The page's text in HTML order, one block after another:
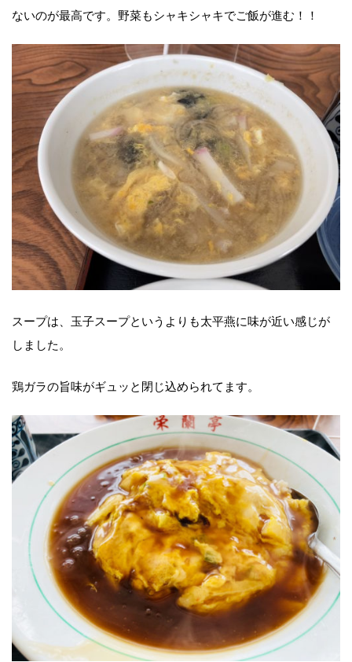
ないのが最高です。野菜もシャキシャキでご飯が進む！！
スープは、玉子スープというよりも太平燕に味が近い感じが
しました。
鶏ガラの旨味がギュッと閉じ込められてます。